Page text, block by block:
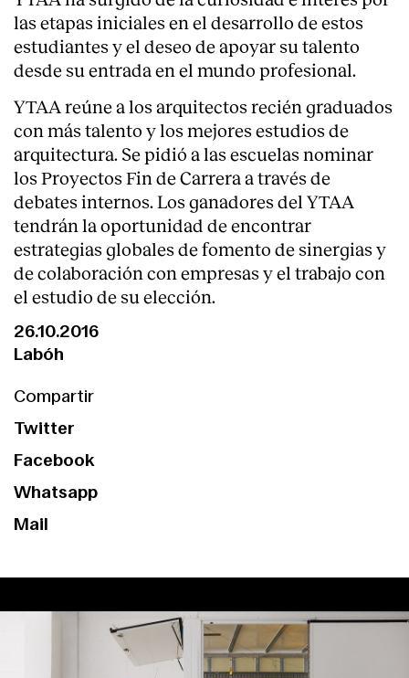
las etapas iniciales en el desarrollo de estos
estudiantes y el deseo de apoyar su talento
desde su entrada en el mundo profesional.
YTAA reúne a los arquitectos recién graduados
con más talento y los mejores estudios de
arquitectura. Se pidió a las escuelas nominar
los Proyectos Fin de Carrera a través de
debates internos. Los ganadores del YTAA
tendrán la oportunidad de encontrar
estrategias globales de fomento de sinergias y
de colaboración con empresas y el trabajo con
el estudio de su elección.
26.10.2016
Labóh
Compartir
Twitter
Facebook
Whatsapp
Mail